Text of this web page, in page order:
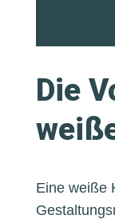
Die
Eine weiße